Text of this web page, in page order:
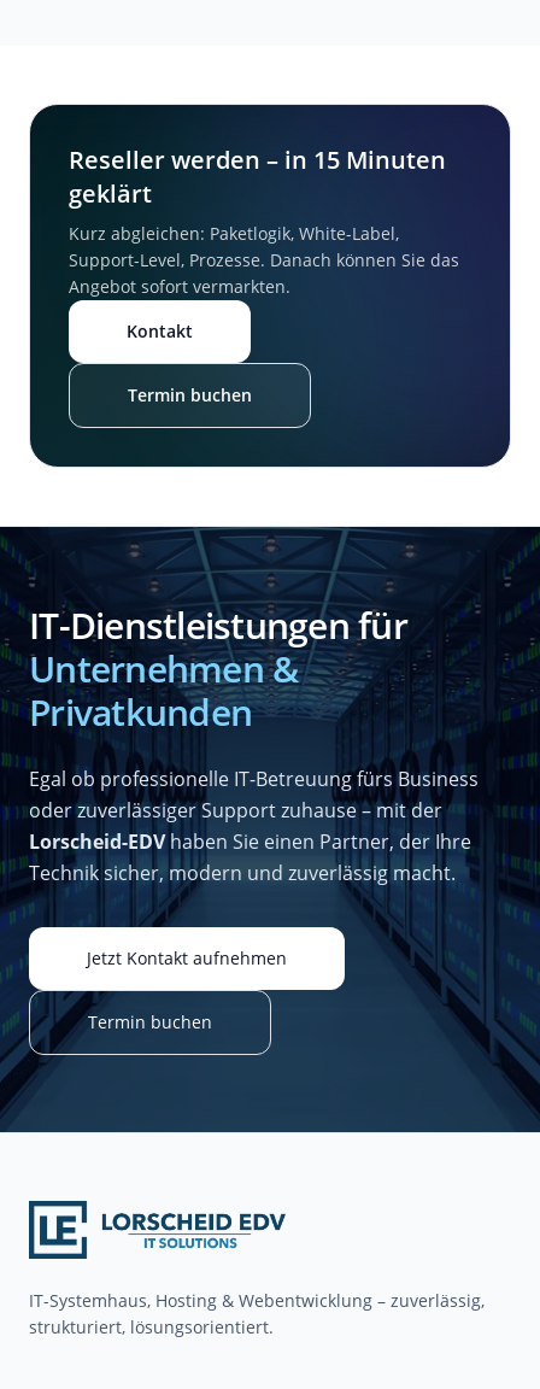
Reseller werden – in 15 Minuten
geklärt
Kurz abgleichen: Paketlogik, White-Label,
Support-Level, Prozesse. Danach können Sie das
Angebot sofort vermarkten.
Kontakt
Termin buchen
IT-Dienstleistungen für
Unternehmen &
Privatkunden
Egal ob professionelle IT-Betreuung fürs Business
oder zuverlässiger Support zuhause – mit der
Lorscheid-EDVhaben Sie einen Partner, der Ihre
Technik sicher, modern und zuverlässig macht.
Jetzt Kontakt aufnehmen
Termin buchen
IT-Systemhaus, Hosting & Webentwicklung – zuverlässig,
strukturiert, lösungsorientiert.